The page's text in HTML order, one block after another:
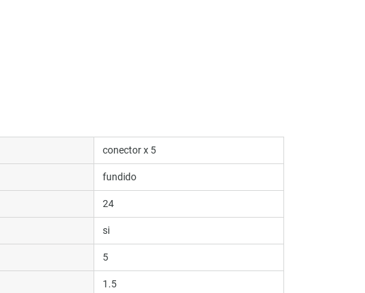
conector x 5
fundido
24
si
5
1.5